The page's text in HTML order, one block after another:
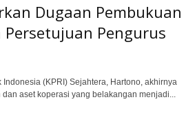
Dugaan Pembukuan
Pengurus
(KPRI) Sejahtera, Hartono, akhirnya
aset koperasi yang belakangan menjadi...